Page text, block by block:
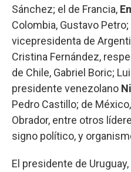
Sánchez; el de Francia,
Colombia, Gustavo
vicepresidenta de
Cristina Fernández,
de Chile, Gabriel Boric;
presidente venezolano
Pedro Castillo; de
Obrador, entre otros
signo político, y
El presidente de Uruguay,